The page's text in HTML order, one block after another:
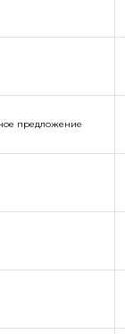
предложение